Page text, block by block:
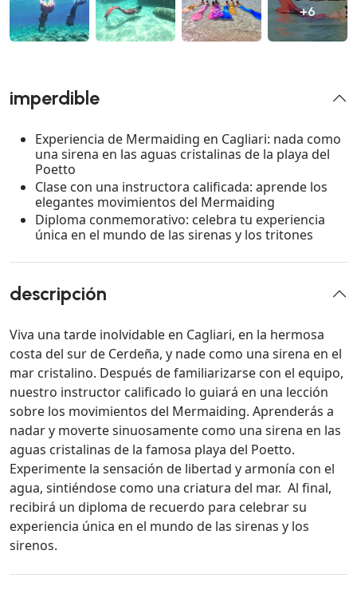
+6
imperdible
Experiencia de Mermaiding en Cagliari: nada como
una sirena en las aguas cristalinas de la playa del
Poetto
Clase con una instructora calificada: aprende los
elegantes movimientos del Mermaiding
Diploma conmemorativo: celebra tu experiencia
única en el mundo de las sirenas y los tritones
descripción
Viva una tarde inolvidable en Cagliari, en la hermosa
costa del sur de Cerdeña, y nade como una sirena en el
mar cristalino. Después de familiarizarse con el equipo,
nuestro instructor calificado lo guiará en una lección
sobre los movimientos del Mermaiding. Aprenderás a
nadar y moverte sinuosamente como una sirena en las
aguas cristalinas de la famosa playa del Poetto.
Experimente la sensación de libertad y armonía con el
agua, sintiéndose como una criatura del mar. Al final,
recibirá un diploma de recuerdo para celebrar su
experiencia única en el mundo de las sirenas y los
sirenos.